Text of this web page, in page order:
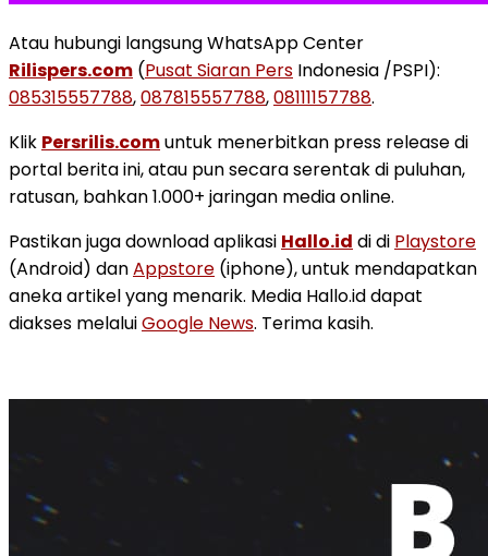
Atau hubungi langsung WhatsApp Center
Rilispers.com (Pusat Siaran Pers Indonesia /PSPI):
085315557788,087815557788,08111157788.
Klik Persrilis.comuntuk menerbitkan press release di
portal berita ini, atau pun secara serentak di puluhan,
ratusan, bahkan 1.000+ jaringan media online.
Pastikan juga download aplikasi Hallo.id di di Playstore
(Android) danAppstore (iphone), untuk mendapatkan
aneka artikel yang menarik. Media Hallo.id dapat
diakses melaluiGoogle News. Terima kasih.